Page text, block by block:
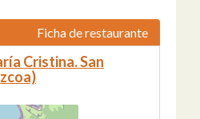
Ficha de restaurante
Cristina. San